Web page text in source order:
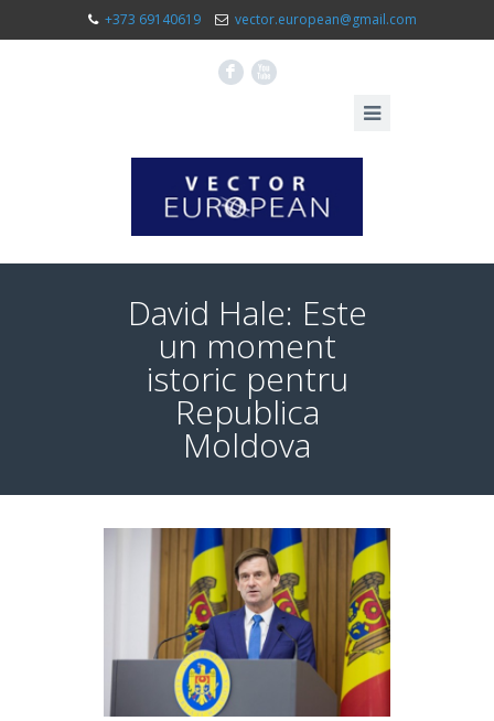
+373 69140619 vector.european@gmail.com
F X
David Hale: Este
un moment
istoric pentru
Republica
Moldova